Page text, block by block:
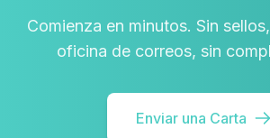
Comienza en minutos. Sin
oficina de correos, sin
Enviar una Carta